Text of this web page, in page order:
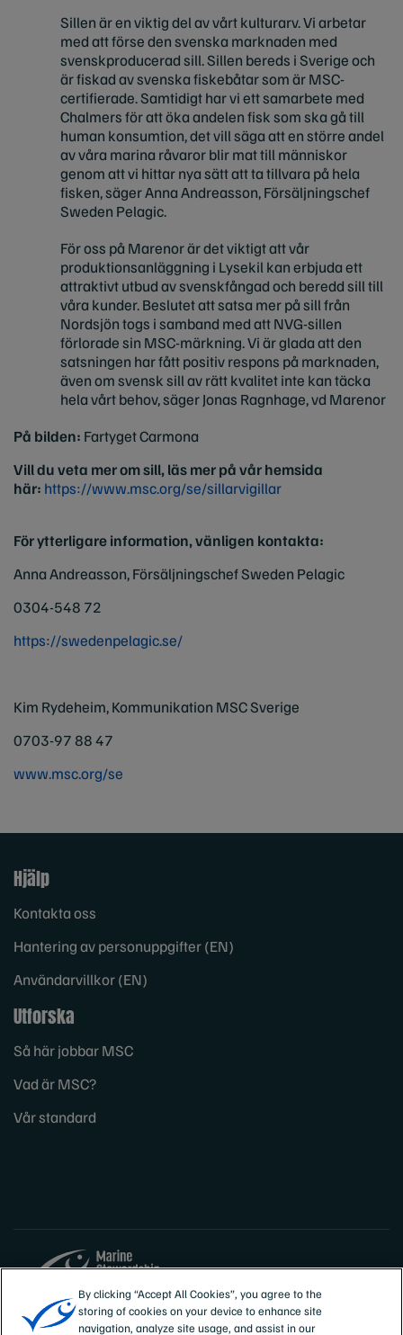
Sillen är en viktig del av vårt kulturarv. Vi arbetar
med att förse den svenska marknaden med
svenskproducerad sill. Sillen bereds i Sverige och
är fiskad av svenska fiskebåtar som är MSC-
certifierade. Samtidigt har vi ett samarbete med
Chalmers för att öka andelen fisk som ska gå till
human konsumtion, det vill säga att en större andel
av våra marina råvaror blir mat till människor
genom att vi hittar nya sätt att ta tillvara på hela
fisken, säger Anna Andreasson, Försäljningschef
Sweden Pelagic.
För oss på Marenor är det viktigt att vår
produktionsanläggning i Lysekil kan erbjuda ett
attraktivt utbud av svenskfångad och beredd sill till
våra kunder. Beslutet att satsa mer på sill från
Nordsjön togs i samband med att NVG-sillen
förlorade sin MSC-märkning. Vi är glada att den
satsningen har fått positiv respons på marknaden,
även om svensk sill av rätt kvalitet inte kan täcka
hela vårt behov, säger Jonas Ragnhage, vd Marenor
På bilden: Fartyget Carmona
Vill du veta mer om sill, läs mer på vår hemsida
här: https://www.msc.org/se/sillarvigillar
För ytterligare information, vänligen kontakta:
Anna Andreasson, Försäljningschef Sweden Pelagic
0304-548 72
https://swedenpelagic.se/
Kim Rydeheim, Kommunikation MSC Sverige
0703-97 88 47
www.msc.org/se
Hjälp
Kontakta oss
Hantering av personuppgifter (EN)
Användarvillkor (EN)
Utforska
Så här jobbar MSC
Vad är MSC?
Vår standard
Sites
Sverige
By clicking “Accept All Cookies”, you agree to the
storing of cookies on your device to enhance site
navigation, analyze site usage, and assist in our